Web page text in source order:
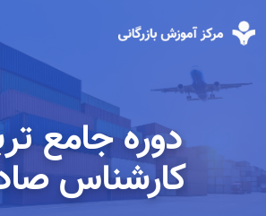
دوره جامع
كارشناس